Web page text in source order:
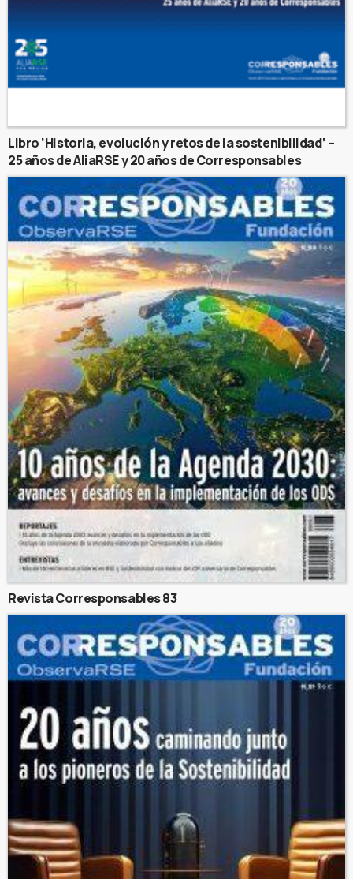
Libro ‘Historia, evolución y retos de la sostenibilidad’ –
25 años de AliaRSE y 20 años de Corresponsables
Revista Corresponsables 83